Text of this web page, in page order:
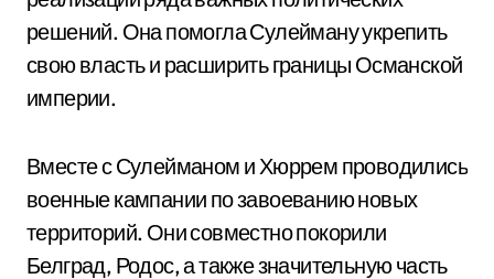
решений. Она помогла Сулейману укрепить
свою власть и расширить границы Османской
империи.
Вместе с Сулейманом и Хюррем проводились
военные кампании по завоеванию новых
территорий. Они совместно покорили
Белград, Родос, а также значительную часть